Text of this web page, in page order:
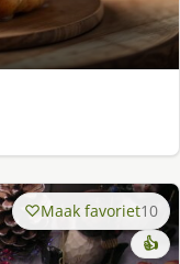
Maak favoriet10
👍